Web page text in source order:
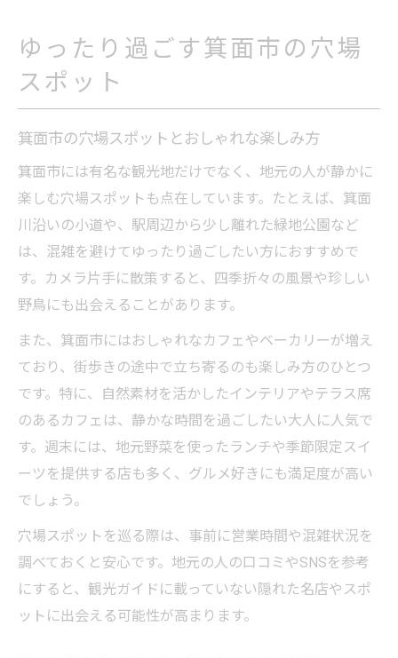
ゆったり過ごす箕面市の穴場
スポット
箕面市の穴場スポットとおしゃれな楽しみ方
箕面市には有名な観光地だけでなく、地元の人が静かに
楽しむ穴場スポットも点在しています。たとえば、箕面
川沿いの小道や、駅周辺から少し離れた緑地公園など
は、混雑を避けてゆったり過ごしたい方におすすめで
す。カメラ片手に散策すると、四季折々の風景や珍しい
野鳥にも出会えることがあります。
また、箕面市にはおしゃれなカフェやベーカリーが増え
ており、街歩きの途中で立ち寄るのも楽しみ方のひとつ
です。特に、自然素材を活かしたインテリアやテラス席
のあるカフェは、静かな時間を過ごしたい大人に人気で
す。週末には、地元野菜を使ったランチや季節限定スイ
ーツを提供する店も多く、グルメ好きにも満足度が高い
でしょう。
穴場スポットを巡る際は、事前に営業時間や混雑状況を
調べておくと安心です。地元の人の口コミやSNSを参考
にすると、観光ガイドに載っていない隠れた名店やスポ
ットに出会える可能性が高まります。